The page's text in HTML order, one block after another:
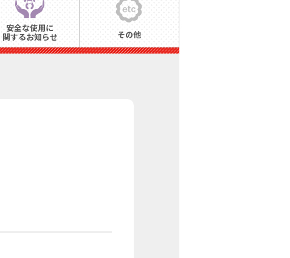
安全な使用に
関するお知らせ その他